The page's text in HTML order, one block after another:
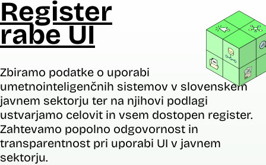
Register
rabe UI
Zbiramo podatke o uporabi
umetnointeligenčnih sistemov v slovenskem
javnem sektorju ter na njihovi podlagi
ustvarjamo celovit in vsem dostopen register.
Zahtevamo popolno odgovornost in
transparentnost pri uporabi UI v javnem
sektorju.